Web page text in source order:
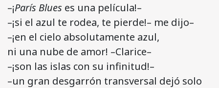
–¡París Blues es una película!–
–¡si el azul te rodea, te pierde!– me dijo–
–¡en el cielo absolutamente azul,
ni una nube de amor! –Clarice–
–¡son las islas con su infinitud!–
–un gran desgarrón transversal dejó solo